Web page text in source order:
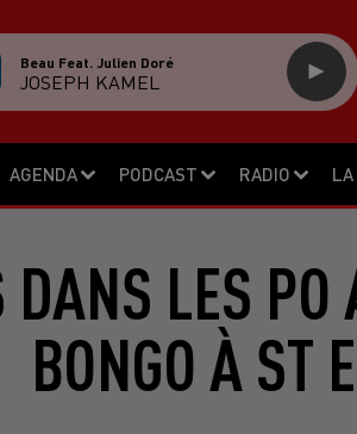
AGENDA PODCAST RADIO LA
Beau Feat. Julien Doré
JOSEPH KAMEL
LES
BONGO À ST